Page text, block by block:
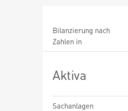
Bilanzierung nach
Zahlen in
Aktiva
Sachanlagen